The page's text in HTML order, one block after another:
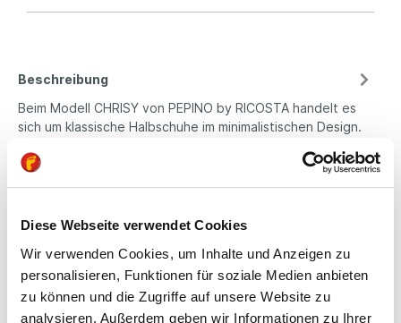
Diese Webseite verwendet Cookies
Wir verwenden Cookies, um Inhalte und Anzeigen zu
personalisieren, Funktionen für soziale Medien anbieten
zu können und die Zugriffe auf unsere Website zu
analysieren. Außerdem geben wir Informationen zu Ihrer
Beschreibung
Beim Modell CHRISY von PEPINO by RICOSTA handelt es
sich um klassische Halbschuhe im minimalistischen Design.
Eigenschaften
Kindgerechte